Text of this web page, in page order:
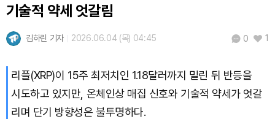
Hyperliquid (HYPE)
Bitcoin (BTC) ₩91,320,518(+0.67%)
기술적 약세 엇갈림
김하린 기자 2026.06.04 (목) 04:45 0 1
리플(XRP)이 15주 최저치인 1.18달러까지 밀린 뒤 반등을
시도하고 있지만, 온체인상 매집 신호와 기술적 약세가 엇갈
리며 단기 방향성은 불투명하다.